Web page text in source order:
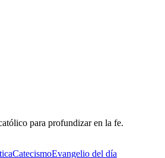
para profundizar en la fe.
CatecismoEvangelio del día